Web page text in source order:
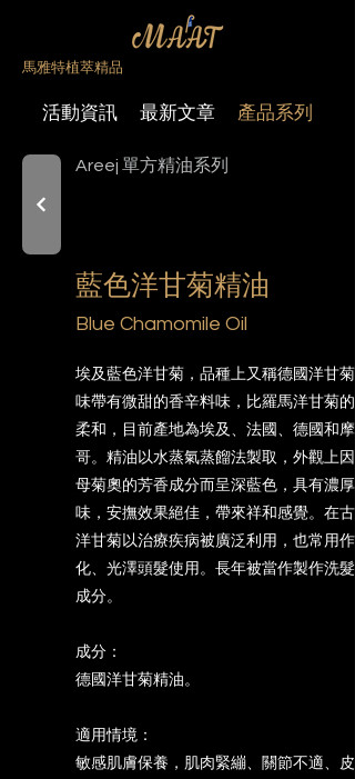
馬雅特植萃精品
活動資訊 最新文章 產品系列
Areej 單方精油系列
藍色洋甘菊精油
Blue Chamomile Oil
埃及藍色洋甘菊，品種上又稱德國洋甘菊
味帶有微甜的香辛料味，比羅馬洋甘菊的
柔和，目前產地為埃及、法國、德國和摩
哥。精油以水蒸氣蒸餾法製取，外觀上因
母菊奧的芳香成分而呈深藍色，具有濃厚
味，安撫效果絕佳，帶來祥和感覺。在古
洋甘菊以治療疾病被廣泛利用，也常用作
化、光澤頭髮使用。長年被當作製作洗髮
成分。
成分：
德國洋甘菊精油。
適用情境：
敏感肌膚保養，肌肉緊繃、關節不適、皮